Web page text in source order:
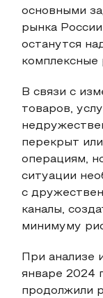
основными
рынка
останутся
комплексные
В связи с
товаров,
перекрыт
операциям,
ситуации
с
каналы,
минимуму
При анализе
январе 2024
продолжили